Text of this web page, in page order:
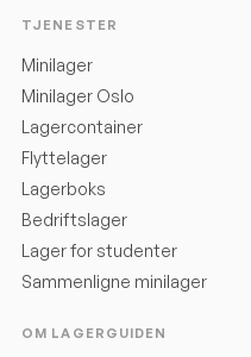
TJENESTER
Minilager
Minilager Oslo
Lagercontainer
Flyttelager
Lagerboks
Bedriftslager
Lager for studenter
Sammenligne minilager
OM LAGERGUIDEN